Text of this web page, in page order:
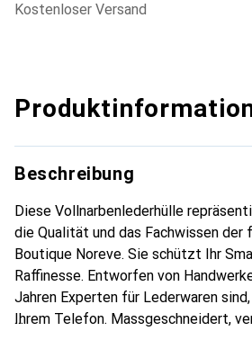
kostenloser Versand
Beschreibung
Diese Vollnarbenlederhülle
die Qualität und das Fachwissen der
Boutique Noreve. Sie schützt Ihr
Raffinesse. Entworfen von
Jahren Experten für Lederwaren
Ihrem Telefon. Massgeschneidert,